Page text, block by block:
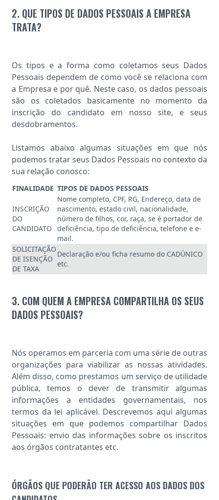
2. QUE TIPOS DE DADOS PESSOAIS A EMPRESA
TRATA?
Os tipos e a forma como coletamos seus Dados
Pessoais dependem de como você se relaciona com
a Empresa e por quê. Neste caso, os dados pessoais
são os coletados basicamente no momento da
inscrição do candidato em nosso site, e seus
desdobramentos.
Listamos abaixo algumas situações em que nós
podemos tratar seus Dados Pessoais no contexto da
sua relação conosco:
FINALIDADE TIPOS DE DADOS PESSOAIS
INSCRIÇÃO
DO
CANDIDATO
Nome completo, CPF, RG, Endereço, data de
nascimento, estado civil, nacionalidade,
número de filhos, cor, raça, se é portador de
deficiência, tipo de deficiência, telefone e e-
mail.
SOLICITAÇÃO
DE ISENÇÃO
DE TAXA
Declaração e/ou ficha resumo do CADÚNICO
etc.
3. COM QUEM A EMPRESA COMPARTILHA OS SEUS
DADOS PESSOAIS?
Nós operamos em parceria com uma série de outras
organizações para viabilizar as nossas atividades.
Além disso, como prestamos um serviço de utilidade
pública, temos o dever de transmitir algumas
informações a entidades governamentais, nos
termos da lei aplicável. Descrevemos aqui algumas
situações em que podemos compartilhar Dados
Pessoais: envio das informações sobre os inscritos
aos órgãos contratantes etc.
ÓRGÃOS QUE PODERÃO TER ACESSO AOS DADOS DOS